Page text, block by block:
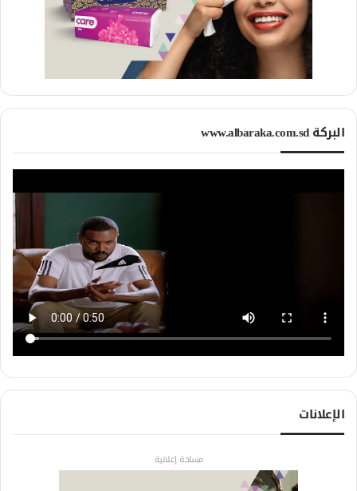
البركة www.albaraka.com.sd
الإعلانات
مساحة إعلانية